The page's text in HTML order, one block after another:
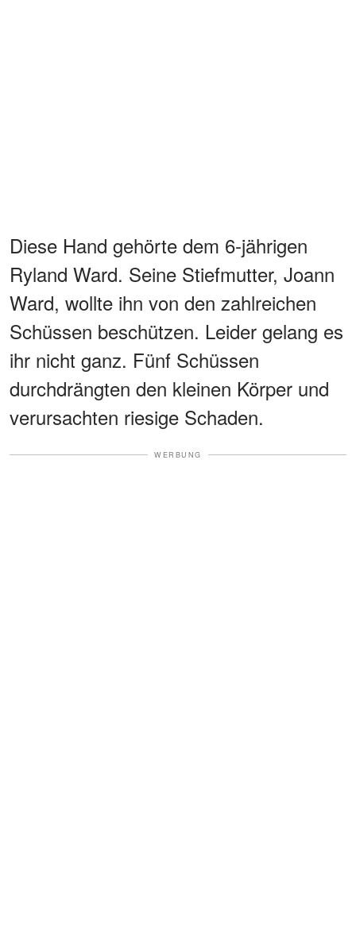
Diese Hand gehörte dem 6-jährigen
Ryland Ward. Seine Stiefmutter, Joann
Ward, wollte ihn von den zahlreichen
Schüssen beschützen. Leider gelang es
ihr nicht ganz. Fünf Schüssen
durchdrängten den kleinen Körper und
verursachten riesige Schaden.
WERBUNG